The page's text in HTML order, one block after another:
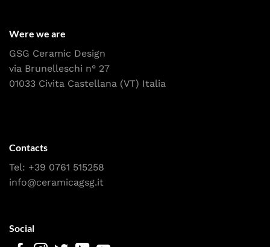
Were we are
GSG Ceramic Design
via Brunelleschi n° 27
01033 Civita Castellana (VT) Italia
Contacts
Tel: +39 0761 515258
info@ceramicagsg.it
Social